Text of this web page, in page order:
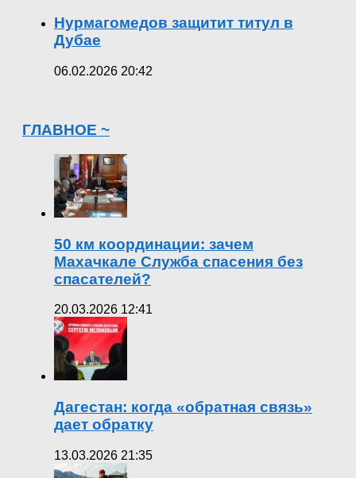
Нурмагомедов защитит титул в
Дубае
06.02.2026 20:42
ГЛАВНОЕ ~
50 км координации: зачем
Махачкале Служба спасения без
спасателей?
20.03.2026 12:41
Дагестан: когда «обратная связь»
дает обратку
13.03.2026 21:35